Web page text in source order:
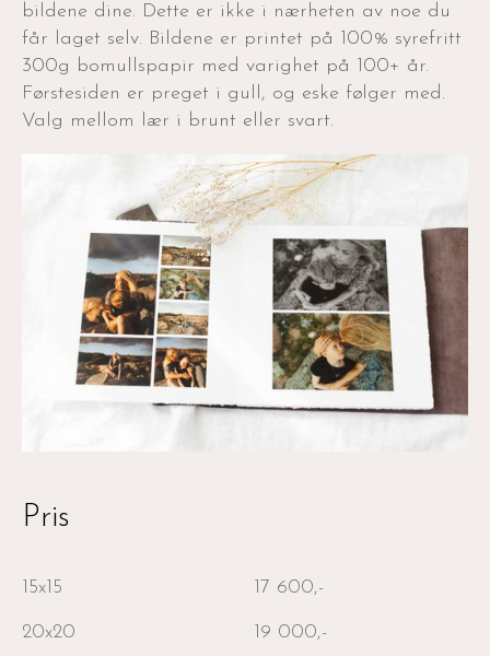
bildene dine. Dette er ikke i nærheten av noe du
får laget selv. Bildene er printet på 100% syrefritt
300g bomullspapir med varighet på 100+ år.
Førstesiden er preget i gull, og eske følger med.
Valg mellom lær i brunt eller svart.
Pris
15x15 17 600,-
20x20 19 000,-